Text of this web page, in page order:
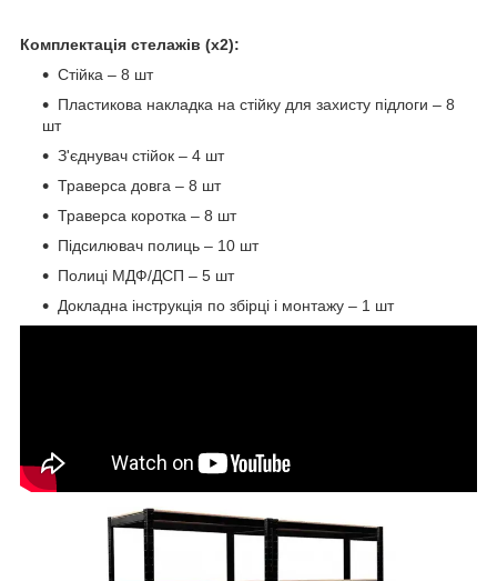
Комплектація стелажів (х2):
Стійка – 8 шт
Пластикова накладка на стійку для захисту підлоги – 8
шт
З'єднувач стійок – 4 шт
Траверса довга – 8 шт
Траверса коротка – 8 шт
Підсилювач полиць – 10 шт
Полиці МДФ/ДСП – 5 шт
Докладна інструкція по збірці і монтажу – 1 шт